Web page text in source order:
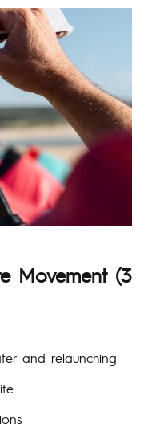
Movement(3
and relaunching